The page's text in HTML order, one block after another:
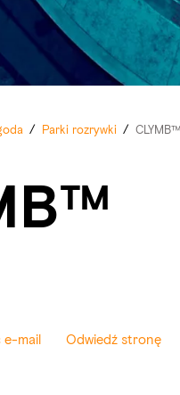
/ Parki rozrywki / CLYMB™
e-mail Odwiedź stronę